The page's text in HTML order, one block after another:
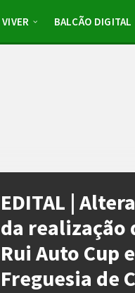
VIVER BALCÃO DIGITAL
EDITAL |
da realização
Rui Auto Cup
Freguesia de